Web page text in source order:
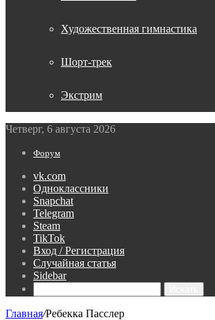
Художественная гимнастика
Шорт-трек
Экстрим
Четверг, 6 августа 2026
Форум
vk.com
Одноклассники
Snapchat
Telegram
Steam
TikTok
Вход / Регистрация
Случайная статья
Sidebar
Главная/Ребекка Пасслер